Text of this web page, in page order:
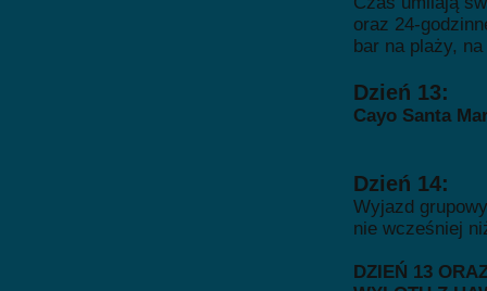
oraz 24-
bar na plaży,
Dzień 13:
Cayo Santa
Dzień 14:
Wyjazd
nie wcześniej
DZIEŃ 13